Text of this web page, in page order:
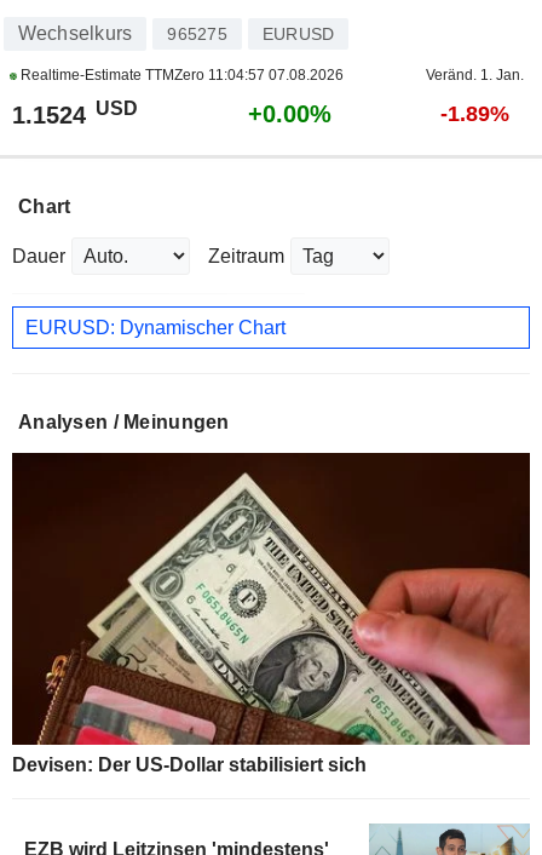
Wechselkurs 965275 EURUSD
Realtime-Estimate TTMZero 11:04:57 07.08.2026 Veränd. 1. Jan.
1.1524 USD +0.00% -1.89%
Chart
Dauer Zeitraum
EURUSD: Dynamischer Chart
Analysen / Meinungen
Devisen: Der US-Dollar stabilisiert sich
EZB wird Leitzinsen 'mindestens'